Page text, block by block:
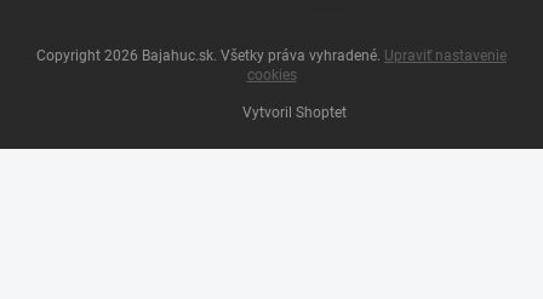
Vytvoril Shoptet
Copyright 2026 Bajahuc.sk. Všetky práva vyhradené. Upraviť nastavenie
cookies